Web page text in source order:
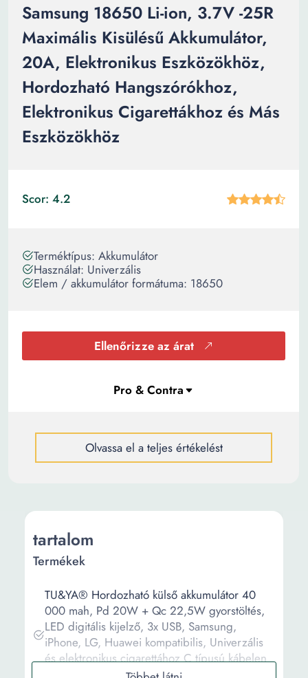
Samsung 18650 Li-ion, 3.7V -25R
Maximális Kisülésű Akkumulátor,
20A, Elektronikus Eszközökhöz,
Hordozható Hangszórókhoz,
Elektronikus Cigarettákhoz és Más
Eszközökhöz
Scor: 4.2
Terméktípus: Akkumulátor
Használat: Univerzális
Elem / akkumulátor formátuma: 18650
Ellenőrizze az árat
Olvassa el a teljes értékelést
tartalom
Termékek
TU&YA® Hordozható külső akkumulátor 40
000 mah, Pd 20W + Qc 22,5W gyorstöltés,
LED digitális kijelző, 3x USB, Samsung,
iPhone, LG, Huawei kompatibilis, Univerzális
és elektronikus cigarettához C típusú kábelen
keresztül, Laptop, Sárga